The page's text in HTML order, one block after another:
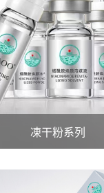
凍干粉系列